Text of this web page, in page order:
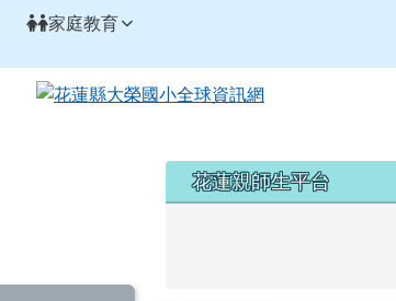
家庭教育
左邊區域內容
花蓮親師生平台